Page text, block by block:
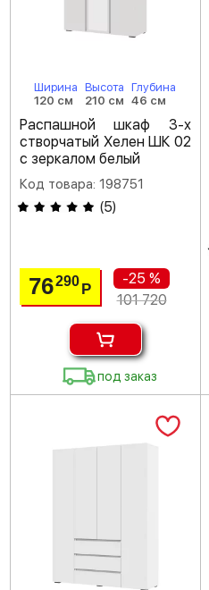
Ширина
120 см
Высота
210 см
Глубина
46 см
Распашной шкаф 3-х
створчатый Хелен ШК 02
с зеркалом белый
Код товара: 198751
(5)
76290Р
-25 %
101 720
под заказ